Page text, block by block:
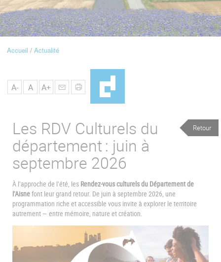
Navigation
FilAccueil Actualité
A- A A+
Retour
Les RDV Culturels du
département : juin à
septembre 2026
À l’approche de l’été, les Rendez-vous culturels du Département de
l’Aisnefont leur grand retour. De juin à septembre 2026, une
programmation riche et accessible vous invite à explorer le territoire
autrement — entre mémoire, nature et création.